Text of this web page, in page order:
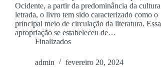
Ocidente, a partir da predominância da cultura
letrada, o livro tem sido caracterizado como o
principal meio de circulação da literatura. Essa
apropriação se estabeleceu de…
Finalizados
admin fevereiro 20, 2024